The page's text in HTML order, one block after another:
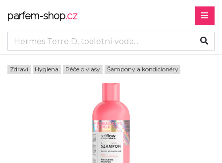
parfem-shop.cz
Zdraví Hygiena Péče o vlasy Šampony a kondicionéry